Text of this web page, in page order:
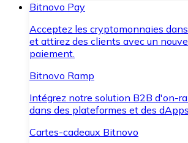
Bitnovo Pay
Acceptez les cryptomonnaies
et attirez des clients avec un
paiement.
Bitnovo Ramp
Intégrez notre solution B2B d'on-
dans des plateformes et des
Cartes-cadeaux Bitnovo